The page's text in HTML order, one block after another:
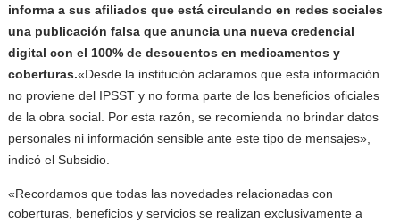
informa a sus afiliados que está circulando en redes sociales
una publicación falsa que anuncia una nueva credencial
digital con el 100% de descuentos en medicamentos y
coberturas.«Desde la institución aclaramos que esta información
no proviene del IPSST y no forma parte de los beneficios oficiales
de la obra social. Por esta razón, se recomienda no brindar datos
personales ni información sensible ante este tipo de mensajes»,
indicó el Subsidio.
«Recordamos que todas las novedades relacionadas con
coberturas, beneficios y servicios se realizan exclusivamente a